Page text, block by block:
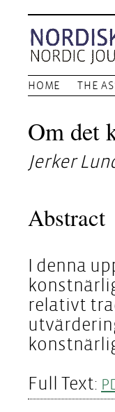
HOME THE
Om det
Jerker
Abstract
I denna
relativt
Full Text: